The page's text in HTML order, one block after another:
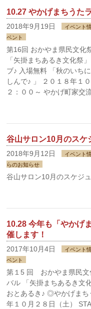
10.27 やかげまちうた
2018年9月19日 イベント
ベント
第16回 おかやま県民文化
「矢掛まちあるき文化祭
ブ♪ 入場無料 「秋のいち
しんで♪ 」 ２０１８年１
２：００～ やかげ町家交
谷山サロン10月のスケ
2018年9月12日 イベント
らのお知らせ
谷山サロン10月のスケジ
10.28 今年も「やかげ
催します！
2017年10月4日 イベント
ベント
第１5 回 おかやま県民文
バル 「矢掛まちあるき文
おとあるき♪ ◎やかげまち
年１０月２８日（土）